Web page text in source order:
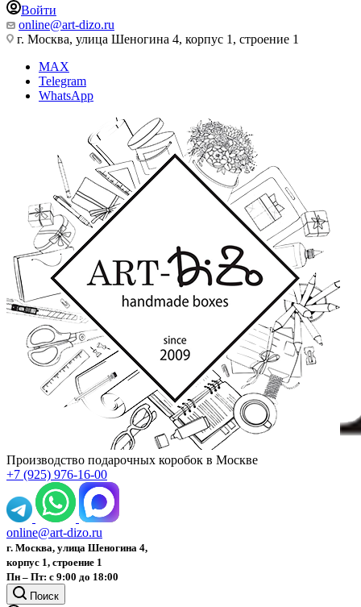
Войти
online@art-dizo.ru
г. Москва, улица Шеногина 4, корпус 1, строение 1
MAX
Telegram
WhatsApp
Производство подарочных коробок в Москве
+7 (925) 976-16-00
online@art-dizo.ru
г. Москва, улица Шеногина 4,
корпус 1, строение 1
Пн – Пт: с 9:00 до 18:00
Поиск